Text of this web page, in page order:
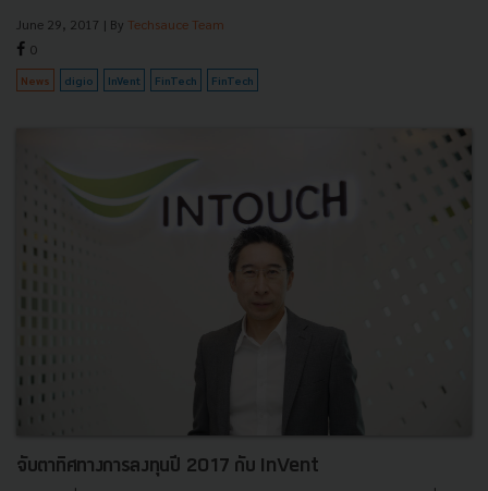
June 29, 2017 | By Techsauce Team
0
News digio InVent FinTech FinTech
จับตาทิศทางการลงทุนปี 2017 กับ InVent